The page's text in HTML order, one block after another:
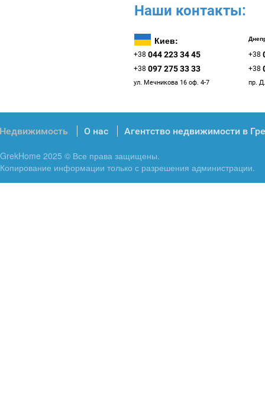
Наши контакты:
Киев:
+38 044 223 34 45 +38
+38 097 275 33 33 +38
ул. Мечникова 16 оф. 4-7 пр.
Недвижимость О нас Агентство недвижимости в
GrekHome 2025 © Все права защищены.
Копирование информации только с разрешения администрации.